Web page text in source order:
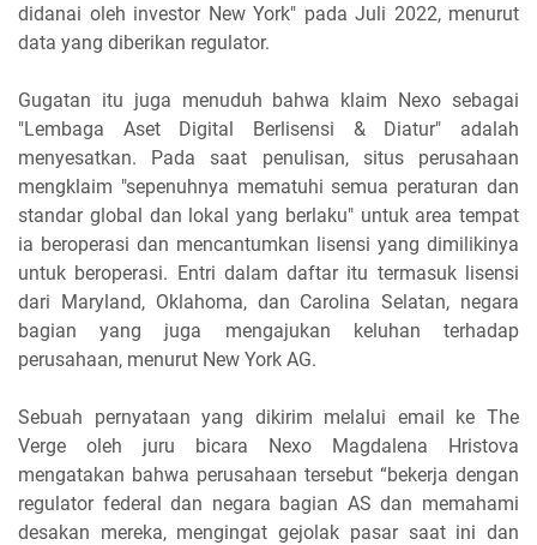
didanai oleh investor New York" pada Juli 2022, menurut
data yang diberikan regulator.
Gugatan itu juga menuduh bahwa klaim Nexo sebagai
"Lembaga Aset Digital Berlisensi & Diatur" adalah
menyesatkan. Pada saat penulisan, situs perusahaan
mengklaim "sepenuhnya mematuhi semua peraturan dan
standar global dan lokal yang berlaku" untuk area tempat
ia beroperasi dan mencantumkan lisensi yang dimilikinya
untuk beroperasi. Entri dalam daftar itu termasuk lisensi
dari Maryland, Oklahoma, dan Carolina Selatan, negara
bagian yang juga mengajukan keluhan terhadap
perusahaan, menurut New York AG.
Sebuah pernyataan yang dikirim melalui email ke The
Verge oleh juru bicara Nexo Magdalena Hristova
mengatakan bahwa perusahaan tersebut “bekerja dengan
regulator federal dan negara bagian AS dan memahami
desakan mereka, mengingat gejolak pasar saat ini dan